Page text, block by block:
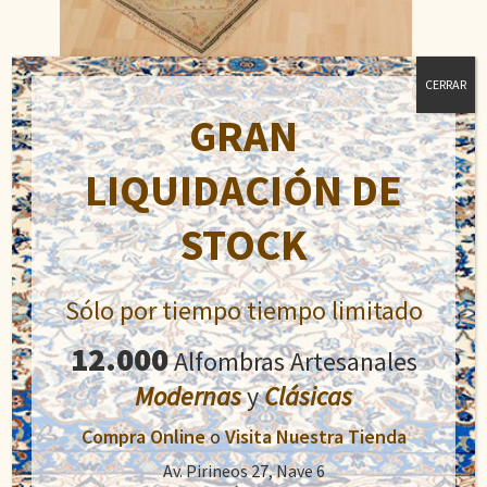
Milas
907,50€
El
precio
original
era:
907,50€.
484,00€El
precio
actual
es:
484,00€.
Añadir al carrito
GRAN
LIQUIDACIÓN DE
STOCK
Sólo por tiempo tiempo limitado
12.000Alfombras Artesanales
ModernasyClásicas
Compra OnlineoVisita Nuestra Tienda
Av. Pirineos 27, Nave 6
CERRAR